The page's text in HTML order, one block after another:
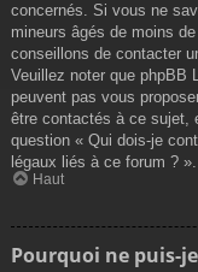
concernés. Si vous ne
mineurs âgés de moins
conseillons de contacter
Veuillez noter que phpBB
peuvent pas vous
être contactés à ce sujet,
question « Qui dois-je
légaux liés à ce forum ? ».
Haut
Pourquoi ne puis-